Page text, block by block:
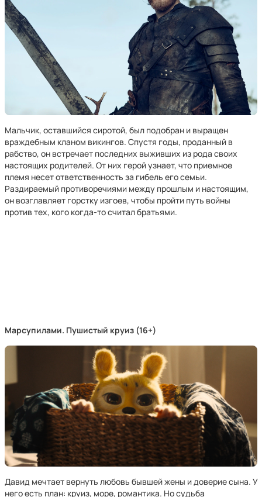
Мальчик, оставшийся сиротой, был подобран и выращен
враждебным кланом викингов. Спустя годы, проданный в
рабство, он встречает последних выживших из рода своих
настоящих родителей. От них герой узнает, что приемное
племя несет ответственность за гибель его семьи.
Раздираемый противоречиями между прошлым и настоящим,
он возглавляет горстку изгоев, чтобы пройти путь войны
против тех, кого когда-то считал братьями.
Марсупилами. Пушистый круиз (16+)
Давид мечтает вернуть любовь бывшей жены и доверие сына. У
него есть план: круиз, море, романтика. Но судьба